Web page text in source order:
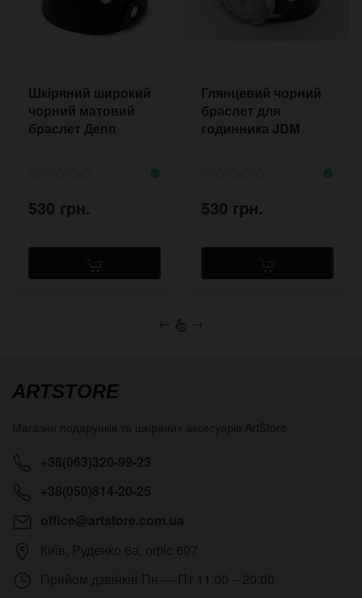
Шкіряний широкий
чорний матовий
браслет Депп
530 грн.
Глянцевий чорний
браслет для
годинника JDM
530 грн.
← →
ARTSTORE